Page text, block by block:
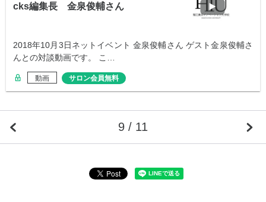
cks編集長 金泉俊輔さん
2018年10月3日ネットイベント 金泉俊輔さん ゲスト金泉俊輔さ
んとの対談動画です。 こ…
動画 サロン会員無料
9 / 11